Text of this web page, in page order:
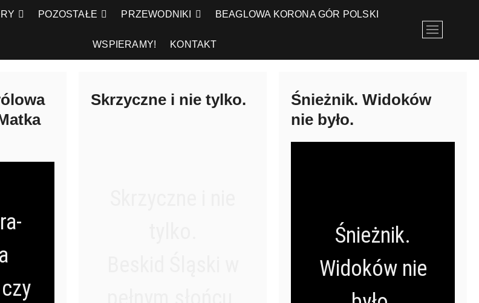
POZOSTAŁE PRZEWODNIKI BEAGLOWA KORONA GÓR POLSKI
WSPIERAMY! KONTAKT
P
r
i
s
Skrzyczne i nie tylko.
Śnieżnik. Widoków
nie było.
Śnieżnik.
Widoków nie